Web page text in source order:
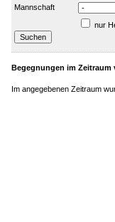
Mannschaft
nur
Begegnungen im Zeitraum
Im angegebenen Zeitraum